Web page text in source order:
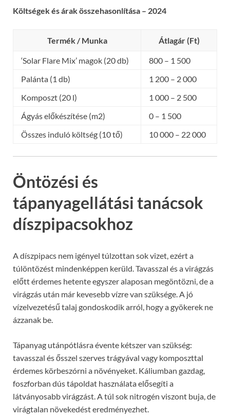
Költségek és árak összehasonlítása – 2024
Termék / Munka Átlagár (Ft)
‘Solar Flare Mix’ magok (20 db)
800 – 1 500
Palánta (1 db)
1 200 – 2 000
Komposzt (20 l)
1 000 – 2 500
Ágyás előkészítése (m2)
0 – 1 500
Összes induló költség (10 tő)
10 000 – 22 000
Öntözési és
tápanyagellátási tanácsok
díszpipacsokhoz
A díszpipacs nem igényel túlzottan sok vizet, ezért a
túlöntözést mindenképpen kerüld. Tavasszal és a virágzás
előtt érdemes hetente egyszer alaposan megöntözni, de a
virágzás után már kevesebb vízre van szüksége. A jó
vízelvezetésű talaj gondoskodik arról, hogy a gyökerek ne
ázzanak be.
Tápanyag utánpótlásra évente kétszer van szükség:
tavasszal és ősszel szerves trágyával vagy komposzttal
érdemes körbeszórni a növényeket. Káliumban gazdag,
foszforban dús tápoldat használata elősegíti a
látványosabb virágzást. A túl sok nitrogén viszont buja, de
virágtalan növekedést eredményezhet.